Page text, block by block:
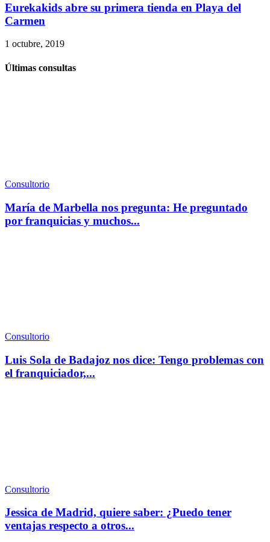
Eurekakids abre su primera tienda en Playa del
Carmen
1 octubre, 2019
Últimas consultas
Consultorio
María de Marbella nos pregunta: He preguntado
por franquicias y muchos...
Consultorio
Luis Sola de Badajoz nos dice: Tengo problemas con
el franquiciador,...
Consultorio
Jessica de Madrid, quiere saber: ¿Puedo tener
ventajas respecto a otros...